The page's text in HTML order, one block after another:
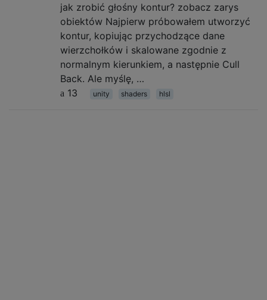
jak zrobić głośny kontur? zobacz zarys
obiektów Najpierw próbowałem utworzyć
kontur, kopiując przychodzące dane
wierzchołków i skalowane zgodnie z
normalnym kierunkiem, a następnie Cull
Back. Ale myślę, …
13
unity shaders hlsl